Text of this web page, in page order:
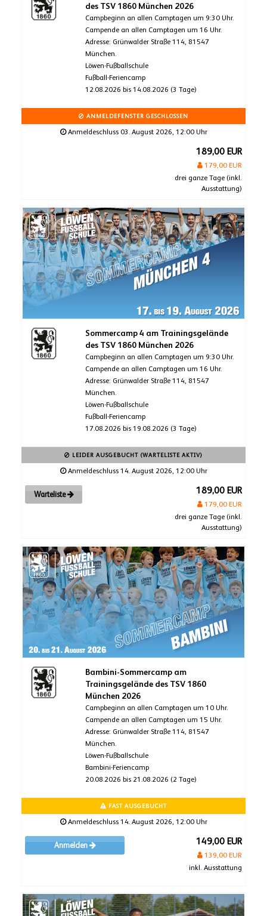
des TSV 1860 München 2026
Campbeginn an allen Camptagen um 9:30 Uhr.
Campende an allen Camptagen um 16 Uhr.
Adresse: Grünwalder Straße 114, 81547
München.
Löwen-Fußballschule
Fußball-Feriencamp
12.08.2026 bis 14.08.2026 (3 Tage)
ANMELDEFENSTER GESCHLOSSEN
Anmeldeschluss 03. August 2026, 12:00 Uhr
189,00 EUR
179,00 EUR
drei ganze Tage (inkl.
Ausstattung)
Sommercamp 4 am Trainingsgelände
des TSV 1860 München 2026
Campbeginn an allen Camptagen um 9:30 Uhr.
Campende an allen Camptagen um 16 Uhr.
Adresse: Grünwalder Straße 114, 81547
München.
Löwen-Fußballschule
Fußball-Feriencamp
17.08.2026 bis 19.08.2026 (3 Tage)
LEIDER AUSGEBUCHT (WARTELISTE AKTIV)
Anmeldeschluss 14. August 2026, 12:00 Uhr
Warteliste 189,00 EUR
179,00 EUR
drei ganze Tage (inkl.
Ausstattung)
Bambini-Sommercamp am
Trainingsgelände des TSV 1860
München 2026
Campbeginn an allen Camptagen um 10 Uhr.
Campende an allen Camptagen um 15 Uhr.
Adresse: Grünwalder Straße 114, 81547
München.
Löwen-Fußballschule
Bambini-Feriencamp
20.08.2026 bis 21.08.2026 (2 Tage)
FAST AUSGEBUCHT
Anmeldeschluss 14. August 2026, 12:00 Uhr
Anmelden 149,00 EUR
139,00 EUR
inkl. Ausstattung